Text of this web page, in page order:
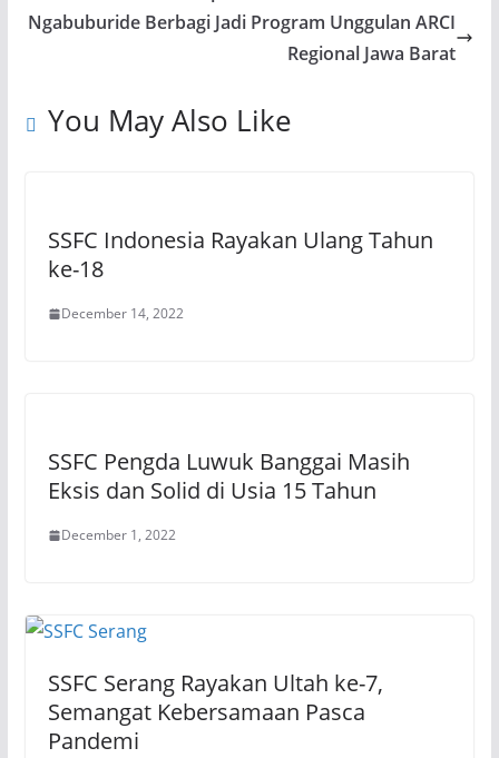
Ngabuburide Berbagi Jadi Program Unggulan ARCI
Regional Jawa Barat
You May Also Like
SSFC Indonesia Rayakan Ulang Tahun
ke-18
December 14, 2022
SSFC Pengda Luwuk Banggai Masih
Eksis dan Solid di Usia 15 Tahun
December 1, 2022
SSFC Serang Rayakan Ultah ke-7,
Semangat Kebersamaan Pasca
Pandemi